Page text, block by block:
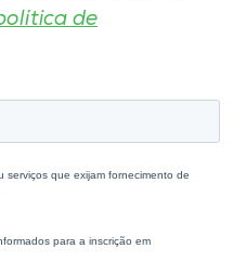
de